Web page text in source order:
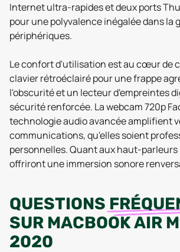
Internet ultra-rapides et deux ports
pour une polyvalence inégalée dans la
périphériques.
Le confort d'utilisation est au cœur de
clavier rétroéclairé pour une frappe
l'obscurité et un lecteur d'empreintes
sécurité renforcée. La webcam 720p
technologie audio avancée amplifient
communications, qu'elles soient
personnelles. Quant aux haut-parleurs
offriront une immersion sonore
QUESTIONS
SUR MACBOOK AIR
2020